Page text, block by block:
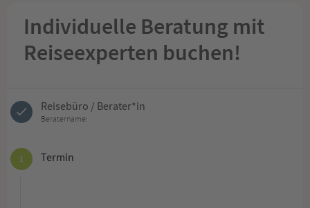
Individuelle Beratung mit
Reiseexperten buchen!
Reisebüro / Berater*in
Beratername:
1 Termin